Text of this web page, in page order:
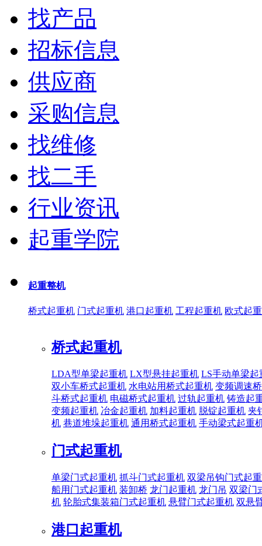
找产品
招标信息
供应商
采购信息
找维修
找二手
行业资讯
起重学院
起重整机
桥式起重机 门式起重机 港口起重机 工程起重机 欧式起
桥式起重机
LDA型单梁起重机 LX型悬挂起重机 LS手动单梁起
双小车桥式起重机 水电站用桥式起重机 变频调速
斗桥式起重机 电磁桥式起重机 过轨起重机 铸造起
变频起重机 冶金起重机 加料起重机 脱锭起重机 夹
机 巷道堆垛起重机 通用桥式起重机 手动梁式起重
门式起重机
单梁门式起重机 抓斗门式起重机 双梁吊钩门式起
船用门式起重机 装卸桥 龙门起重机 龙门吊 双梁门
机 轮胎式集装箱门式起重机 悬臂门式起重机 双悬
港口起重机